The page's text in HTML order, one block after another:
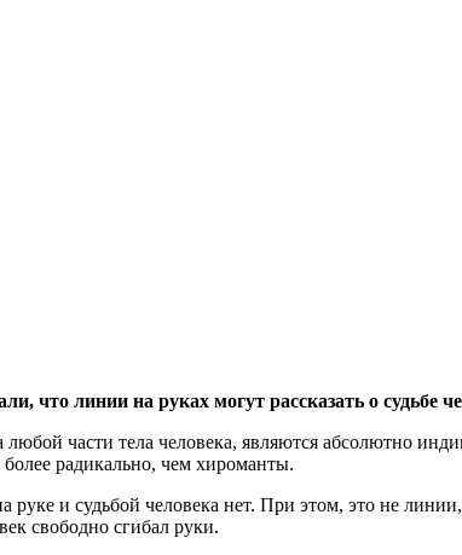
линии на руках могут рассказать о судьбе
части тела человека, являются абсолютно
радикально, чем хироманты.
и судьбой человека нет. При этом, это не
свободно сгибал руки.